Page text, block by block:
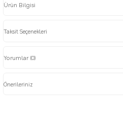
Ürün Bilgisi
Taksit Seçenekleri
Yorumlar (0)
Önerileriniz